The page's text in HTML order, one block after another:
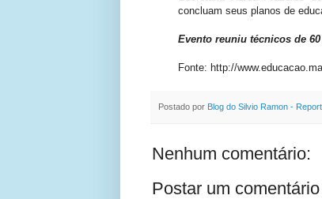
concluam seus planos de
Evento reuniu técnicos de
Fonte: http://
Postado por Blog do Silvio Ramon -
Nenhum comentário:
Postar um comentário